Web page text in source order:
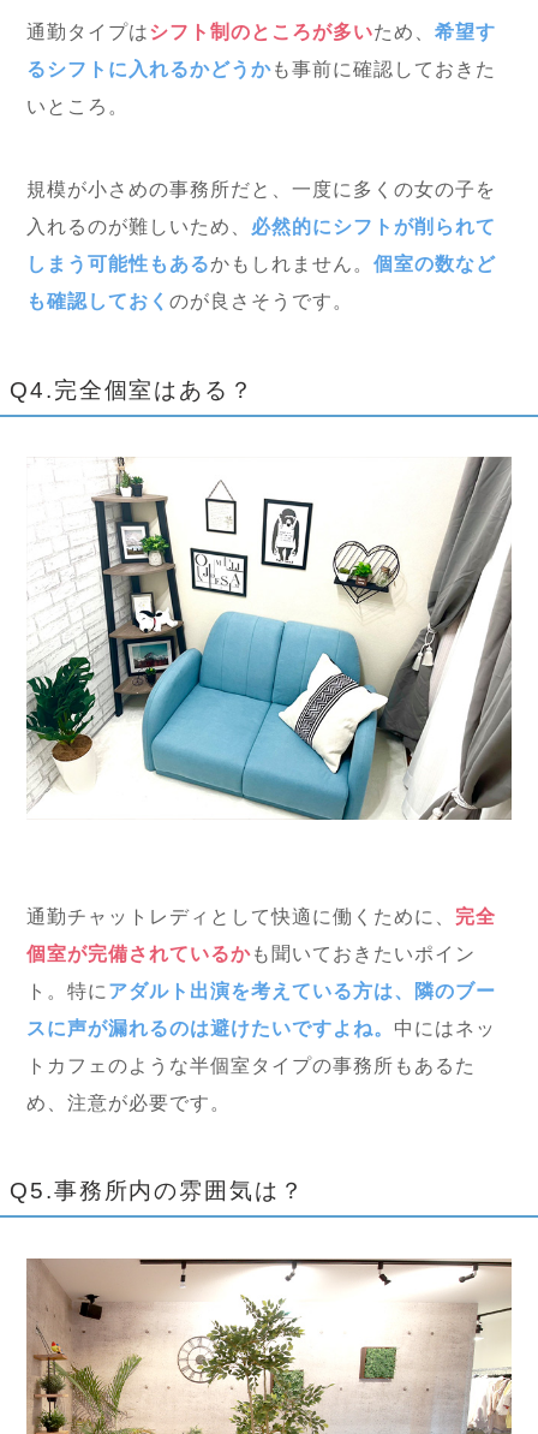
通勤タイプは シフト制のところが多いため、希望す
るシフトに入れるかどうかも事前に確認しておきた
いところ。
規模が小さめの事務所だと、一度に多くの女の子を
入れるのが難しいため、 必然的にシフトが削られて
しまう可能性もあるかもしれません。個室の数など
も確認しておくのが良さそうです。
Q4.完全個室はある？
通勤チャットレディとして快適に働くために、 完全
個室が完備されているかも聞いておきたいポイン
ト。特に アダルト出演を考えている方は、隣のブー
スに声が漏れるのは避けたいですよね。 中にはネッ
トカフェのような半個室タイプの事務所もあるた
め、注意が必要です。
Q5.事務所内の雰囲気は？